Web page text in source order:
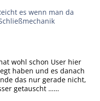
es wenn man da
wohl schon User hier
haben und es danach
das nur gerade nicht,
getauscht ……